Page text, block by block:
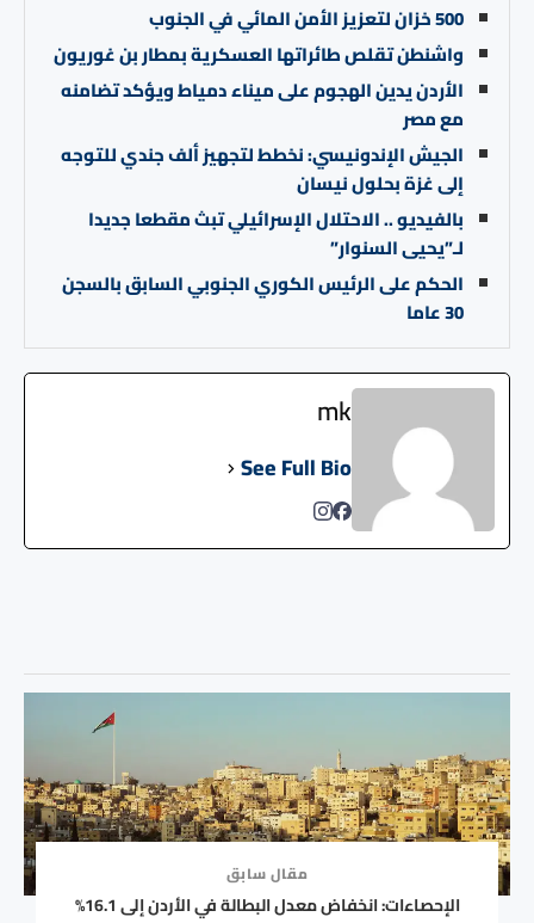
500 خزان لتعزيز الأمن المائي في الجنوب
واشنطن تقلص طائراتها العسكرية بمطار بن غوريون
الأردن يدين الهجوم على ميناء دمياط ويؤكد تضامنه
مع مصر
الجيش الإندونيسي: نخطط لتجهيز ألف جندي للتوجه
إلى غزة بحلول نيسان
بالفيديو .. الاحتلال الإسرائيلي تبث مقطعا جديدا
لـ”يحيى السنوار”
الحكم على الرئيس الكوري الجنوبي السابق بالسجن
30 عاما
mk
See Full Bio
مقال سابق
الإحصاءات: انخفاض معدل البطالة في الأردن إلى 16.1%